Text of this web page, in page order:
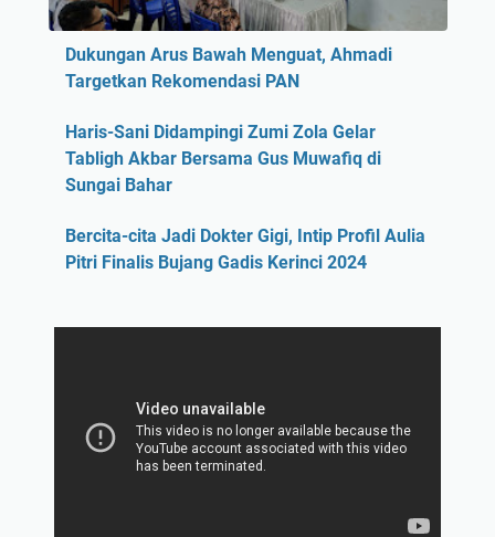
Dukungan Arus Bawah Menguat, Ahmadi
Targetkan Rekomendasi PAN
Haris-Sani Didampingi Zumi Zola Gelar
Tabligh Akbar Bersama Gus Muwafiq di
Sungai Bahar
Bercita-cita Jadi Dokter Gigi, Intip Profil Aulia
Pitri Finalis Bujang Gadis Kerinci 2024